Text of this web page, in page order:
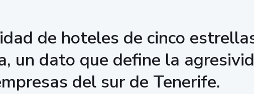
de hoteles de cinco
un dato que define la
del sur de Tenerife.